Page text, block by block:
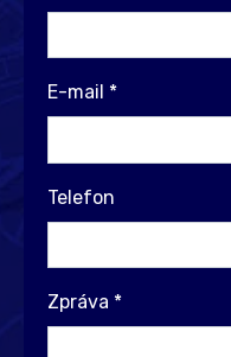
E-mail *
Telefon
Zpráva *